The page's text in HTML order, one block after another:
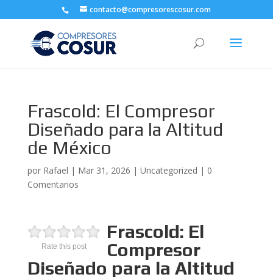
contacto@compresorescosur.com
Frascold: El Compresor
Diseñado para la Altitud
de México
por Rafael | Mar 31, 2026 | Uncategorized | 0
Comentarios
Rate this post
Frascold: El
Compresor
Diseñado para la Altitud